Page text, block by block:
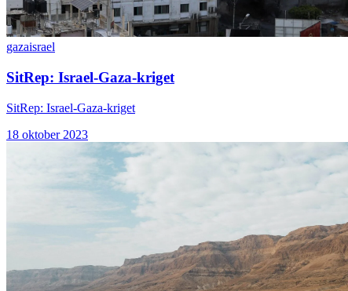
gazaisrael
SitRep: Israel-Gaza-kriget
SitRep: Israel-Gaza-kriget
18 oktober 2023